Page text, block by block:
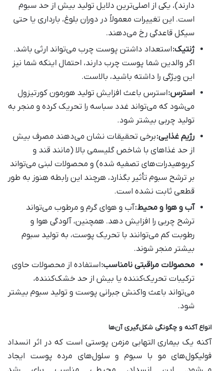
دارند)، یکی از اصلی‌ترین دلایل تولید بیش از حد سبوم
است. این تغییرات معمولاً در دوران بلوغ، بارداری یا حتی
سیکل قاعدگی رخ می‌دهند.
ژنتیک:استعداد داشتن پوست چرب می‌تواند ارثی باشد.
اگر والدین شما پوست چرب دارند، احتمال اینکه شما نیز
این ویژگی را داشته باشید، بالاست.
استرس:استرس باعث افزایش تولید هورمون کورتیزول
می‌شود که می‌تواند غدد سباسه را تحریک کرده و منجر به
تولید چربی بیشتر شود.
رژیم غذایی:برخی تحقیقات نشان می‌دهند مصرف بیش
از حد غذاهای با شاخص گلیسمی بالا (مانند قند و
کربوهیدرات‌های تصفیه شده) و محصولات لبنی می‌تواند
بر ترشح سبوم تأثیر بگذارد، هرچند این رابطه هنوز به طور
قطعی ثابت نشده است.
آب و هوا و محیط:آب و هوای گرم و مرطوب می‌تواند
ترشح چربی را افزایش دهد. همچنین، آلودگی هوا و
رطوبت کم می‌توانند با تحریک پوست، به تولید سبوم
بیشتر منجر شوند.
محصولات مراقبتی نامناسب:استفاده از محصولات حاوی
ترکیبات تحریک‌کننده یا بیش از حد خشک‌کننده،
می‌تواند باعث واکنش جبرانی پوست و تولید سبوم بیشتر
شود.
انواع آکنه و چگونگی شکل‌گیری آن‌ها
آکنه یک بیماری التهابی مزمن پوستی است که در اثر انسداد
فولیکول‌های مو با سبوم و سلول‌های مرده پوست ایجاد